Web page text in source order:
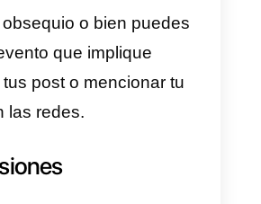
clientes y que esto
una perdida en las
de tus negocios. Una
regalar algún producto
que sea de bajo